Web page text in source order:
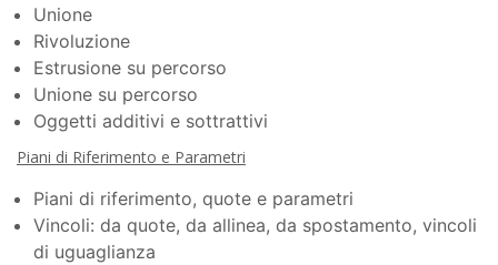
Unione
Rivoluzione
Estrusione su percorso
Unione su percorso
Oggetti additivi e sottrattivi
Piani di Riferimento e Parametri
Piani di riferimento, quote e parametri
Vincoli: da quote, da allinea, da spostamento, vincoli
di uguaglianza